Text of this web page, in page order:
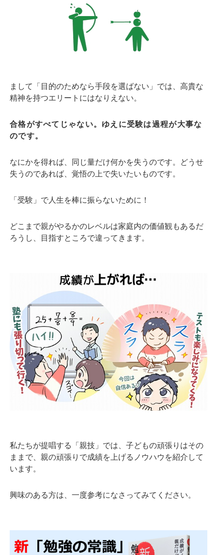
まして「目的のためなら手段を選ばない」では、高貴な
精神を持つエリートにはなりえない。
合格がすべてじゃない。ゆえに受験は過程が大事な
のです。
なにかを得れば、同じ量だけ何かを失うのです。どうせ
失うのであれば、覚悟の上で失いたいものです。
「受験」で人生を棒に振らないために！
どこまで親がやるかのレベルは家庭内の価値観もあるだ
ろうし、目指すところで違ってきます。
私たちが提唱する「親技」では、子どもの頑張りはその
ままで、親の頑張りで成績を上げるノウハウを紹介して
います。
興味のある方は、一度参考になさってみてください。